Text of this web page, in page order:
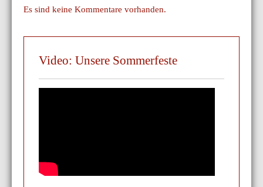
Es sind keine Kommentare vorhanden.
Video: Unsere Sommerfeste